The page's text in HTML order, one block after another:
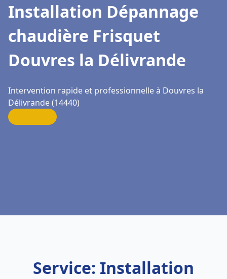
Installation Dépannage
chaudière Frisquet
Douvres la Délivrande
Intervention rapide et professionnelle à Douvres la
Délivrande (14440)
Service: Installation